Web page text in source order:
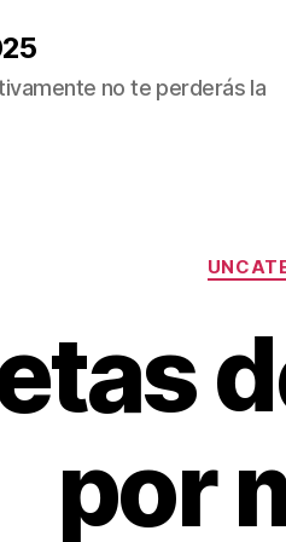
no te perderás la
por